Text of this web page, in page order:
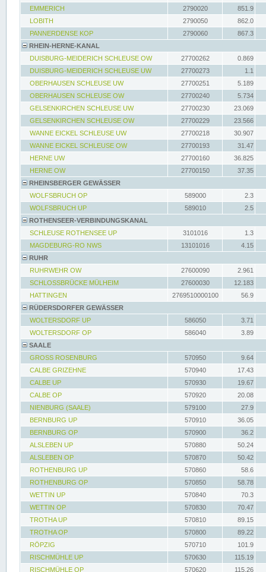
EMMERICH
2790020
851.9
LOBITH
2790050
862.0
PANNERDENSE KOP
2790060
867.3
RHEIN-HERNE-KANAL
DUISBURG-MEIDERICH SCHLEUSE OW
27700262
0.869
DUISBURG-MEIDERICH SCHLEUSE UW
27700273
1.1
OBERHAUSEN SCHLEUSE UW
27700251
5.189
OBERHAUSEN SCHLEUSE OW
27700240
5.734
GELSENKIRCHEN SCHLEUSE UW
27700230
23.069
GELSENKIRCHEN SCHLEUSE OW
27700229
23.566
WANNE EICKEL SCHLEUSE UW
27700218
30.907
WANNE EICKEL SCHLEUSE OW
27700193
31.47
HERNE UW
27700160
36.825
HERNE OW
27700150
37.35
RHEINSBERGER GEWÄSSER
WOLFSBRUCH OP
589000
2.3
WOLFSBRUCH UP
589010
2.5
ROTHENSEER-VERBINDUNGSKANAL
SCHLEUSE ROTHENSEE UP
3101016
1.3
MAGDEBURG-RO NWS
13101016
4.15
RUHR
RUHRWEHR OW
27600090
2.961
SCHLOSSBRÜCKE MÜLHEIM
27600030
12.183
HATTINGEN
2769510000100
56.9
RÜDERSDORFER GEWÄSSER
WOLTERSDORF UP
586050
3.71
WOLTERSDORF OP
586040
3.89
SAALE
GROSS ROSENBURG
570950
9.64
CALBE GRIZEHNE
570940
17.43
CALBE UP
570930
19.67
CALBE OP
570920
20.08
NIENBURG (SAALE)
579100
27.9
BERNBURG UP
570910
36.05
BERNBURG OP
570900
36.2
ALSLEBEN UP
570880
50.24
ALSLEBEN OP
570870
50.42
ROTHENBURG UP
570860
58.6
ROTHENBURG OP
570850
58.78
WETTIN UP
570840
70.3
WETTIN OP
570830
70.47
TROTHA UP
570810
89.15
TROTHA OP
570800
89.22
RÖPZIG
570710
101.9
RISCHMÜHLE UP
570630
115.19
RISCHMÜHLE OP
570620 115.26